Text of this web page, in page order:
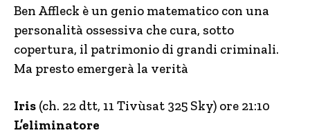
Ben Affleck è un genio matematico con una
personalità ossessiva che cura, sotto
copertura, il patrimonio di grandi criminali.
Ma presto emergerà la verità
Iris (ch. 22 dtt, 11 Tivùsat 325 Sky) ore 21:10
L’eliminatore